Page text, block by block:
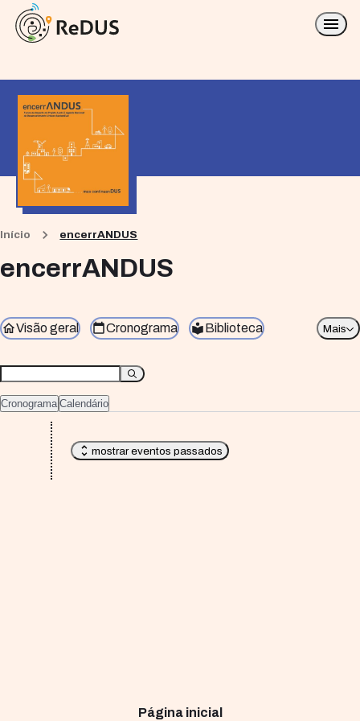
Início encerrANDUS
encerrANDUS
Visão geral Cronograma Biblioteca Mais
CronogramaCalendário
mostrar eventos passados
Página inicial